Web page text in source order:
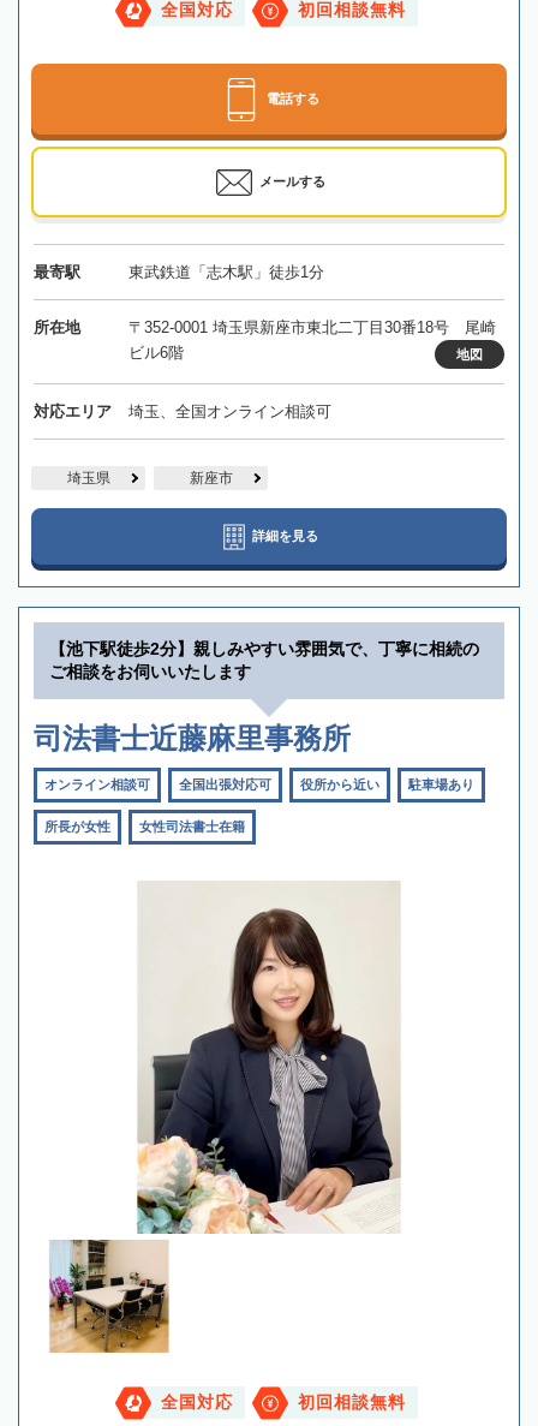
全国対応 初回相談無料
電話する
メールする
最寄駅 東武鉄道「志木駅」徒歩1分
所在地
〒352-0001 埼玉県新座市東北二丁目30番18号 尾崎
ビル6階
地図
対応エリア 埼玉、全国オンライン相談可
埼玉県 新座市
詳細を見る
【池下駅徒歩2分】親しみやすい雰囲気で、丁寧に相続の
ご相談をお伺いいたします
司法書士近藤麻里事務所
オンライン相談可 全国出張対応可 役所から近い 駐車場あり
所長が女性 女性司法書士在籍
全国対応 初回相談無料